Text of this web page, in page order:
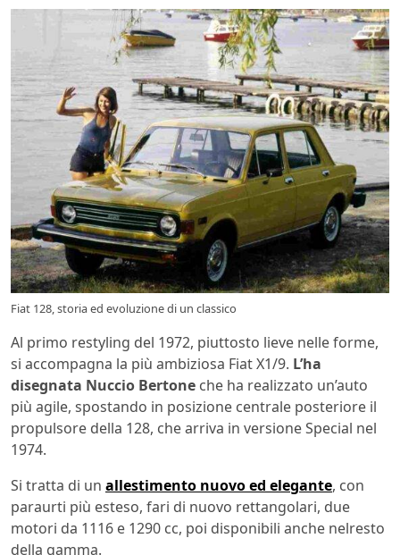
Fiat 128, storia ed evoluzione di un classico
Al primo restyling del 1972, piuttosto lieve nelle forme,
si accompagna la più ambiziosa Fiat X1/9. L’ha
disegnata Nuccio Bertone che ha realizzato un’auto
più agile, spostando in posizione centrale posteriore il
propulsore della 128, che arriva in versione Special nel
1974.
Si tratta di un allestimento nuovo ed elegante, con
paraurti più esteso, fari di nuovo rettangolari, due
motori da 1116 e 1290 cc, poi disponibili anche nelresto
della gamma.